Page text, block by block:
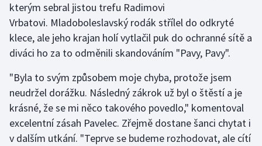
Parasport
Plavání
Plážový volejbal
Ragby
Rychlobruslení
kterým sebral jistou trefu Radimovi
Vrbatovi. Mladoboleslavský rodák střílel do odkryté
klece, ale jeho krajan holí vytlačil puk do ochranné sítě a
diváci ho za to odměnili skandováním "Pavy, Pavy".
"Byla to svým způsobem moje chyba, protože jsem
neudržel dorážku. Následný zákrok už byl o štěstí a je
krásné, že se mi něco takového povedlo," komentoval
excelentní zásah Pavelec. Zřejmě dostane šanci chytat i
v dalším utkání. "Teprve se budeme rozhodovat, ale cítí